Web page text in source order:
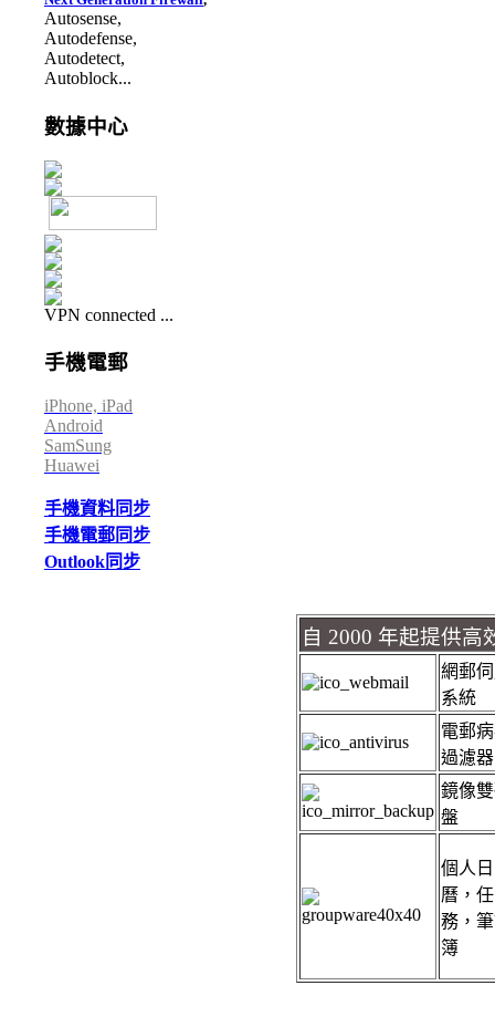
Autosense,
Autodefense,
Autodetect,
Autoblock...
數據中心
VPN connected ...
手機電郵
iPhone, iPad
Android
SamSung
Huawei
手機資料同步
手機電郵同步
Outlook同步
自 2000 年起提供高
網郵
系統
電郵
過濾器
鏡像
盤
個人日
曆，任
務，
簿